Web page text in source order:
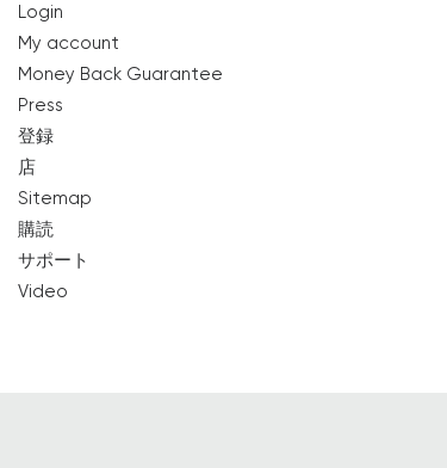
Login
My account
Money Back Guarantee
Press
登録
店
Sitemap
購読
サポート
Video